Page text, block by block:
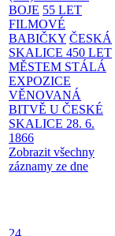
BOJE 55 LET
FILMOVÉ
BABIČKY ČESKÁ
SKALICE 450 LET
MĚSTEM STÁLÁ
EXPOZICE
VĚNOVANÁ
BITVĚ U ČESKÉ
SKALICE 28. 6.
1866
Zobrazit všechny
záznamy ze dne